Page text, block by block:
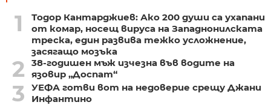
1
Тодор Кантарджиев: Ако 200 души са ухапани
от комар, носещ вируса на Западнонилската
треска, един развива тежко усложнение,
засягащо мозъка
2
38-годишен мъж изчезна във водите на
язовир „Доспат“
3
УЕФА готви вот на недоверие срещу Джани
Инфантино